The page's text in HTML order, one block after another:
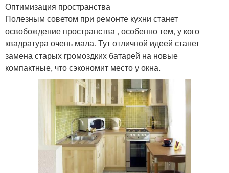
Оптимизация пространства
Полезным советом при ремонте кухни станет
освобождение пространства , особенно тем, у кого
квадратура очень мала. Тут отличной идеей станет
замена старых громоздких батарей на новые
компактные, что сэкономит место у окна.